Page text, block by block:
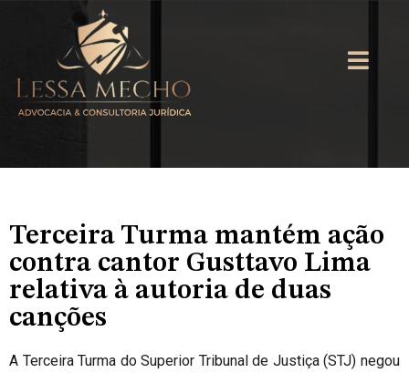
Terceira Turma mantém ação
contra cantor Gusttavo Lima
relativa à autoria de duas
canções
A Terceira Turma do Superior Tribunal de Justiça (STJ) negou